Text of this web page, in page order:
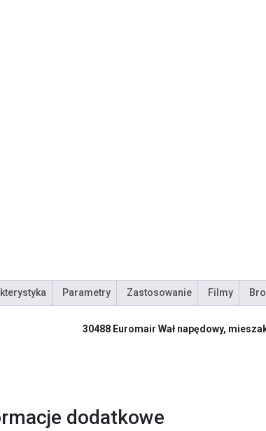
Parametry Zastosowanie Filmy
30488 Euromair Wał napędowy,
dodatkowe